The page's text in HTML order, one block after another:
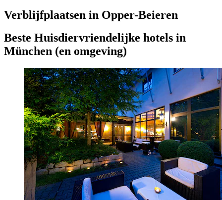
Verblijfplaatsen in Opper-Beieren
Beste Huisdiervriendelijke hotels in
München (en omgeving)